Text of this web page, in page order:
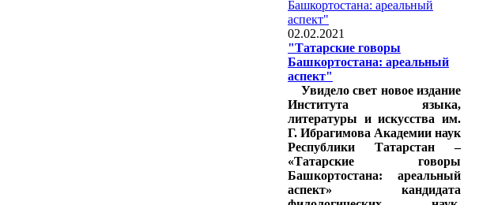
02.02.2021
"Татарские говоры
Башкортостана: ареальный
аспект"
Увидело свет новое издание
Института языка,
литературы и искусства им.
Г. Ибрагимова Академии наук
Республики Татарстан –
«Татарские говоры
Башкортостана: ареальный
аспект» кандидата